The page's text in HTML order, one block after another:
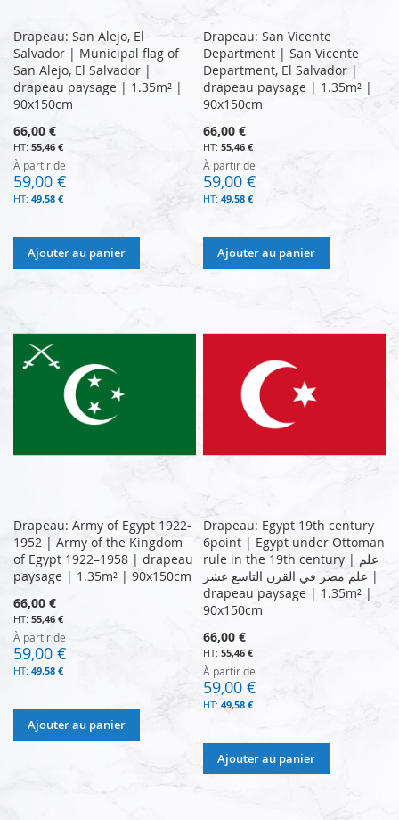
Drapeau: San Alejo, El
Salvador | Municipal flag of
San Alejo, El Salvador |
drapeau paysage | 1.35m² |
90x150cm
66,00 €
55,46 €
À partir de
59,00 €
49,58 €
Ajouter au panier
Drapeau: San Vicente
Department | San Vicente
Department, El Salvador |
drapeau paysage | 1.35m² |
90x150cm
66,00 €
55,46 €
À partir de
59,00 €
49,58 €
Ajouter au panier
Drapeau: Army of Egypt 1922-
1952 | Army of the Kingdom
of Egypt 1922–1958 | drapeau
paysage | 1.35m² | 90x150cm
66,00 €
55,46 €
À partir de
59,00 €
49,58 €
Ajouter au panier
Drapeau: Egypt 19th century
6point | Egypt under Ottoman
rule in the 19th century | علم
علم مصر في القرن التاسع عشر |
drapeau paysage | 1.35m² |
90x150cm
66,00 €
55,46 €
À partir de
59,00 €
49,58 €
Ajouter au panier